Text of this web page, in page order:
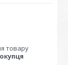
товару